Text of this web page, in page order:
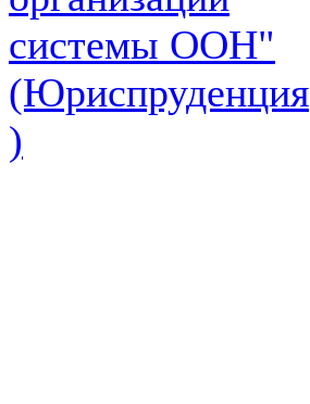
системы ООН"
(Юриспруденция
)